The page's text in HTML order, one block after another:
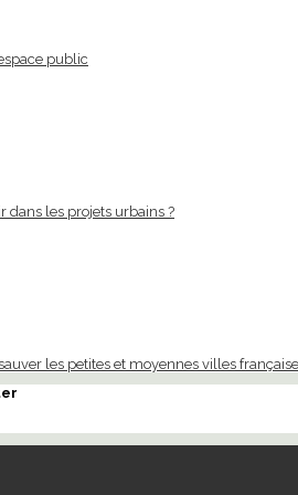
public
dans les projets urbains ?
les petites et moyennes villes